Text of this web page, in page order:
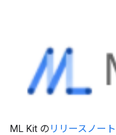
ML Kit の リリースノート